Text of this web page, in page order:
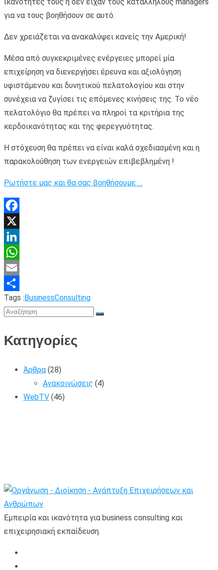
για να τους βοηθήσουν σε αυτό.
Δεν χρειάζεται να ανακαλύψει κανείς την Αμερική!
Μέσα από συγκεκριμένες ενέργειες μπορεί μία
επιχείρηση να διενεργήσει έρευνα και αξιολόγηση
υφιστάμενου και δυνητικού πελατολογίου και στην
συνέχεια να ζυγίσει τις επόμενες κινήσεις της. Το νέο
πελατολόγιο θα πρέπει να πληροί τα κριτήρια της
κερδοικανότητας και της φερεγγυότητας.
Η στόχευση θα πρέπει να είναι καλά σχεδιασμένη και η
παρακολούθηση των ενεργειών επιβεβλημένη !
Ρωτήστε μας και θα σας βοηθήσουμε …
Facebook
X
LinkedIn
WhatsApp
Email
Share
Tags :BusinessConsulting
Κατηγορίες
Άρθρα (28)
Ανακοινώσεις (4)
WebTV (46)
Εμπειρία και ικανότητα για business consulting και
επιχειρησιακή εκπαίδευση.